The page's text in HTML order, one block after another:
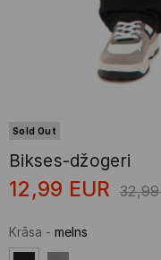
Sold Out
Bikses-džogeri
12,99 EUR 32,99
Krāsa - melns